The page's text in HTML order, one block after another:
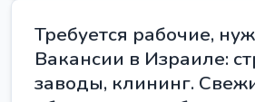
Требуется рабочие,
Вакансии в Израиле:
заводы, клининг.